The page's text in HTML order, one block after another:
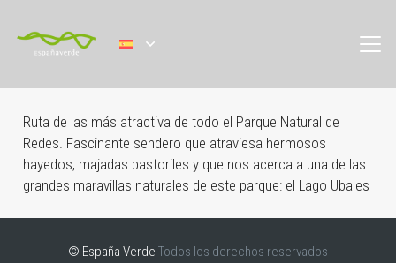
Ruta de las más atractiva de todo el Parque Natural de
Redes. Fascinante sendero que atraviesa hermosos
hayedos, majadas pastoriles y que nos acerca a una de las
grandes maravillas naturales de este parque: el Lago Ubales
© España Verde Todos los derechos reservados